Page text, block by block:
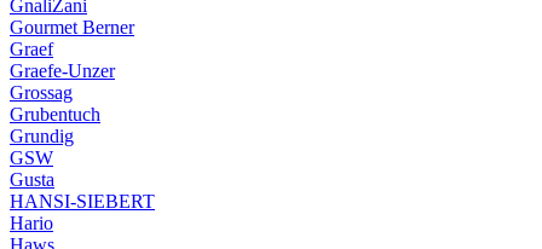
GnaliZani
Gourmet Berner
Graef
Graefe-Unzer
Grossag
Grubentuch
Grundig
GSW
Gusta
HANSI-SIEBERT
Hario
Haws